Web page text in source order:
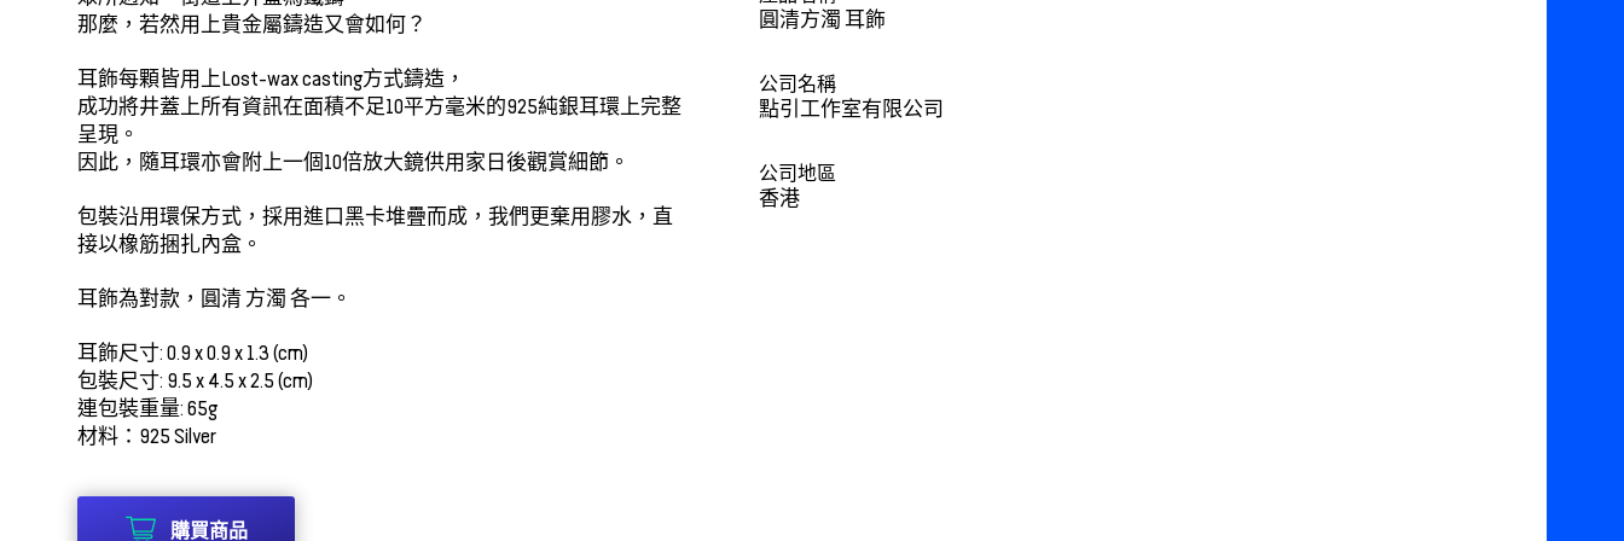
那麼，若然用上貴金屬鑄造又會如何？
耳飾每顆皆用上Lost-wax casting方式鑄造，
成功將井蓋上所有資訊在面積不足10平方毫米的925純銀耳環上完整
呈現。
因此，隨耳環亦會附上一個10倍放大鏡供用家日後觀賞細節。
包裝沿用環保方式，採用進口黑卡堆疊而成，我們更棄用膠水，直
接以橡筋捆扎內盒。
耳飾為對款，圓清 方濁 各一。
耳飾尺寸: 0.9 x 0.9 x 1.3 (cm)
包裝尺寸: 9.5 x 4.5 x 2.5 (cm)
連包裝重量: 65g
材料：925 Silver
購買商品
圓清方濁 耳飾
公司名稱
點引工作室有限公司
公司地區
香港